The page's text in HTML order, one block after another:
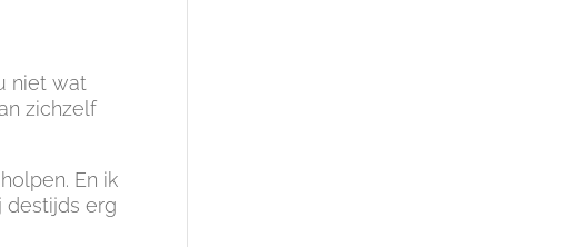
niet wat
zichzelf
En ik
destijds erg